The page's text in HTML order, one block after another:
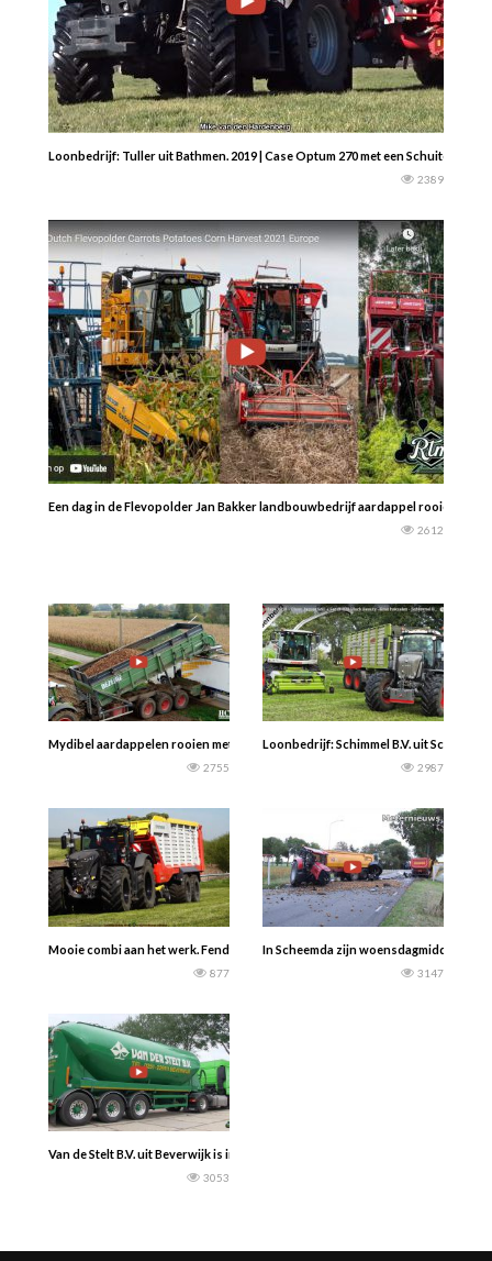
Loonbedrijf: Tuller uit Bathmen. 2019 | Case Optum 270 met een
2389
Een dag in de Flevopolder Jan Bakker landbouwbedrijf aardappel rooien ,
2612
Mydibel aardappelen rooien met drie Dewulf Kwatro’s op één veld. Voor het
2755
Loonbedrijf: Schimmel B.V. uit
2987
Mooie combi aan het werk. Fendt 930 met een Pöttinger Jumbo 7450.
877
In Scheemda zijn woensdagmiddag
3147
Van de Stelt B.V. uit Beverwijk is in Tjuchem ( Gron.) aan het vloeibare kali
3053